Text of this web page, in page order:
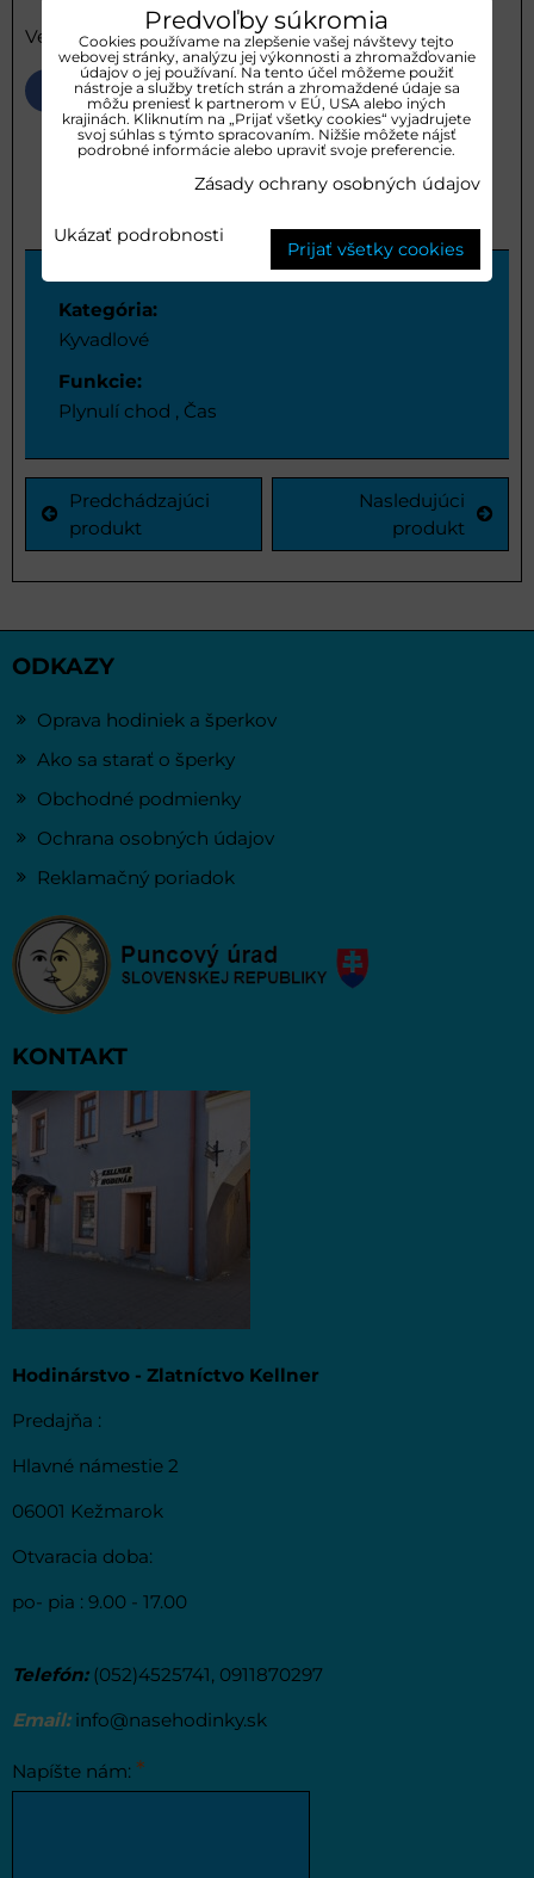
Veľkosť púzdra : 695x235x70 mm
FacebookTwitterBlueskyPinterestRedditLinkedInWhatsApp
E-
mail
Recenzie 0
Diskusia
Kategória:
Kyvadlové
Funkcie:
Plynulí chod , Čas
Predchádzajúci
produkt
Nasledujúci
produkt
ODKAZY
Oprava hodiniek a šperkov
Ako sa starať o šperky
Obchodné podmienky
Ochrana osobných údajov
Reklamačný poriadok
KONTAKT
Hodinárstvo - Zlatníctvo Kellner
Predajňa :
Hlavné námestie 2
06001 Kežmarok
Otvaracia doba:
po- pia : 9.00 - 17.00
Telefón:(052)4525741, 0911870297
Email: info@nasehodinky.sk
Napíšte nám: *
Predvoľby súkromia
Cookies používame na zlepšenie vašej návštevy tejto
webovej stránky, analýzu jej výkonnosti a zhromažďovanie
údajov o jej používaní. Na tento účel môžeme použiť
nástroje a služby tretích strán a zhromaždené údaje sa
môžu preniesť k partnerom v EÚ, USA alebo iných
krajinách. Kliknutím na „Prijať všetky cookies“ vyjadrujete
svoj súhlas s týmto spracovaním. Nižšie môžete nájsť
podrobné informácie alebo upraviť svoje preferencie.
Zásady ochrany osobných údajov
Ukázať podrobnosti
Prijať všetky cookies